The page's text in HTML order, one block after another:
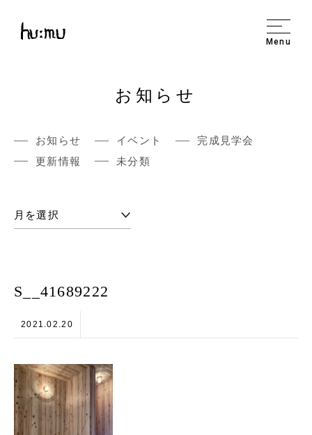
Menu
お知らせ
お知らせ イベント
完成見学会
更新情報
未分類
S__41689222
2021.02.20